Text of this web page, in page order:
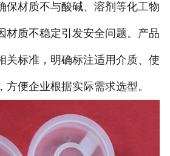
保材质不与酸碱、溶剂等化工物
材质不稳定引发安全问题。产品
关标准，明确标注适用介质、使
方便企业根据实际需求选型。